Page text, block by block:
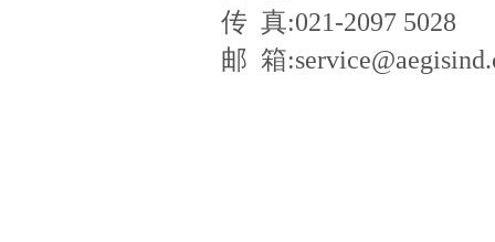
传 真:021-2097 5028
邮 箱: